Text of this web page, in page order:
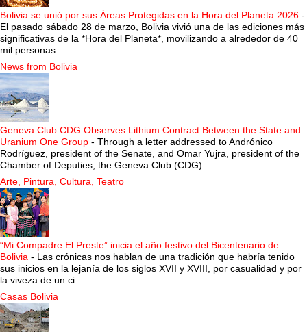
Bolivia se unió por sus Áreas Protegidas en la Hora del Planeta 2026 -
El pasado sábado 28 de marzo, Bolivia vivió una de las ediciones más
significativas de la *Hora del Planeta*, movilizando a alrededor de 40
mil personas...
News from Bolivia
Geneva Club CDG Observes Lithium Contract Between the State and
Uranium One Group - Through a letter addressed to Andrónico
Rodríguez, president of the Senate, and Omar Yujra, president of the
Chamber of Deputies, the Geneva Club (CDG) ...
Arte, Pintura, Cultura, Teatro
“Mi Compadre El Preste” inicia el año festivo del Bicentenario de
Bolivia - Las crónicas nos hablan de una tradición que habría tenido
sus inicios en la lejanía de los siglos XVII y XVIII, por casualidad y por
la viveza de un ci...
Casas Bolivia